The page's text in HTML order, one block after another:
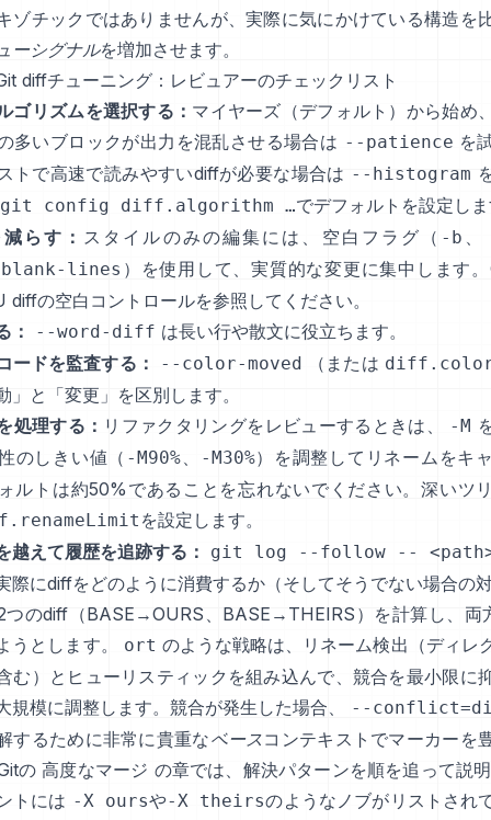
ゾチックではありませんが、実際に気にかけている構造を
ーシグナルを増加させます。
diffチューニング：レビュアーのチェックリスト
ゴリズムを選択する： マイヤーズ（デフォルト）から始め
多いブロックが出力を混乱させる場合は --patience を
トで高速で読みやすいdiffが必要な場合は --histogram
git config diff.algorithm …でデフォルトを設定し
らす： スタイルのみの編集には、空白フラグ（ -b 、
lines ）を使用して、実質的な変更に集中します
diffの空白コントロールを参照してください。
：
--word-diff は長い行や散文に役立ちます。
ードを監査する：
--color-moved （または
」と「変更」を区別します。
処理する： リファクタリングをレビューするときは、 -M
のしきい値（ -M90%、 -M30%）を調整してリネームをキ
ルトは約50%であることを忘れないでください。深いツ
を設定します。
越えて履歴を追跡する：
git log --follow --
際にdiffをどのように消費するか（そしてそうでない場合の
つのdiff（BASE→OURS、BASE→THEIRS）を計算し、両
うとします。
ort のような戦略は、リネーム検出（ディレ
む）とヒューリスティックを組み込んで、競合を最小限に
規模に調整します。競合が発生した場合、
--
するために非常に貴重なベースコンテキストでマーカーを
の 高度なマージ の章では、解決パターンを順を追って説
トには -X oursや-X theirsのようなノブがリストされ